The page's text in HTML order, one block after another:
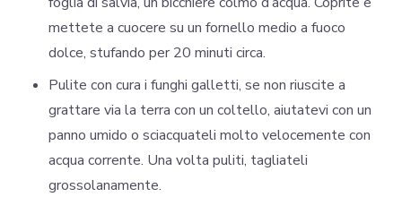
mettete a cuocere su un fornello medio a fuoco
dolce, stufando per 20 minuti circa.
Pulite con cura i funghi galletti, se non riuscite a
grattare via la terra con un coltello, aiutatevi con un
panno umido o sciacquateli molto velocemente con
acqua corrente. Una volta puliti, tagliateli
grossolanamente.